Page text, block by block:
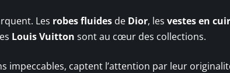
Les robes fluides de Dior, les vestes en cuir
Louis Vuitton sont au cœur des collections.
impeccables, captent l’attention par leur